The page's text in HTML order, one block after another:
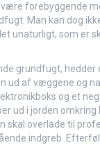
forebyggende
Man kan dog
unaturligt, som er
grundfugt,
ud af væggene og
og et
ud i jorden
skal overlade til
indgreb.